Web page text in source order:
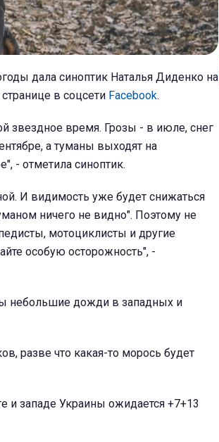
дала синоптик Наталья Диденко на
в соцсети Facebook.
звездное время. Грозы - в июле, снег
а туманы выходят на
- отметила синоптик.
И видимость уже будет снижаться
ничего не видно". Поэтому не
мотоциклисты и другие
особую осторожность", -
небольшие дожди в западных и
разве что какая-то морось будет
и западе Украины ожидается +7+13